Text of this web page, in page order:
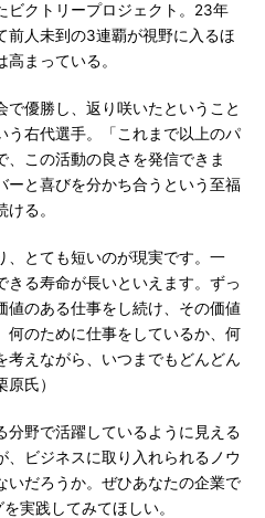
ビクトリープロジェクト。23年
前人未到の3連覇が視野に入るほ
まっている。
優勝し、返り咲いたということ
う右代選手。「これまで以上のパ
この活動の良さを発信できま
ーと喜びを分かち合うという至福
る。
とても短いのが現実です。一
る寿命が長いといえます。ずっ
値のある仕事をし続け、その価値
何のために仕事をしているか、何
考えながら、いつまでもどんどん
氏）
野で活躍しているように見える
ビジネスに取り入れられるノウ
いだろうか。ぜひあなたの企業で
実践してみてほしい。